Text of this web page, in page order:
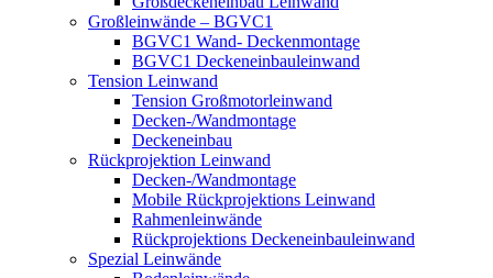
Großleinwände – BGVC1
BGVC1 Wand- Deckenmontage
BGVC1 Deckeneinbauleinwand
Tension Leinwand
Tension Großmotorleinwand
Decken-/Wandmontage
Deckeneinbau
Rückprojektion Leinwand
Decken-/Wandmontage
Mobile Rückprojektions Leinwand
Rahmenleinwände
Rückprojektions Deckeneinbauleinwand
Spezial Leinwände